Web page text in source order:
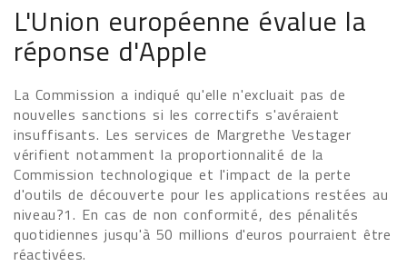
L'Union européenne évalue la
réponse d'Apple
La Commission a indiqué qu'elle n'excluait pas de
nouvelles sanctions si les correctifs s'avéraient
insuffisants. Les services de Margrethe Vestager
vérifient notamment la proportionnalité de la
Commission technologique et l'impact de la perte
d'outils de découverte pour les applications restées au
niveau?1. En cas de non conformité, des pénalités
quotidiennes jusqu'à 50 millions d'euros pourraient être
réactivées.